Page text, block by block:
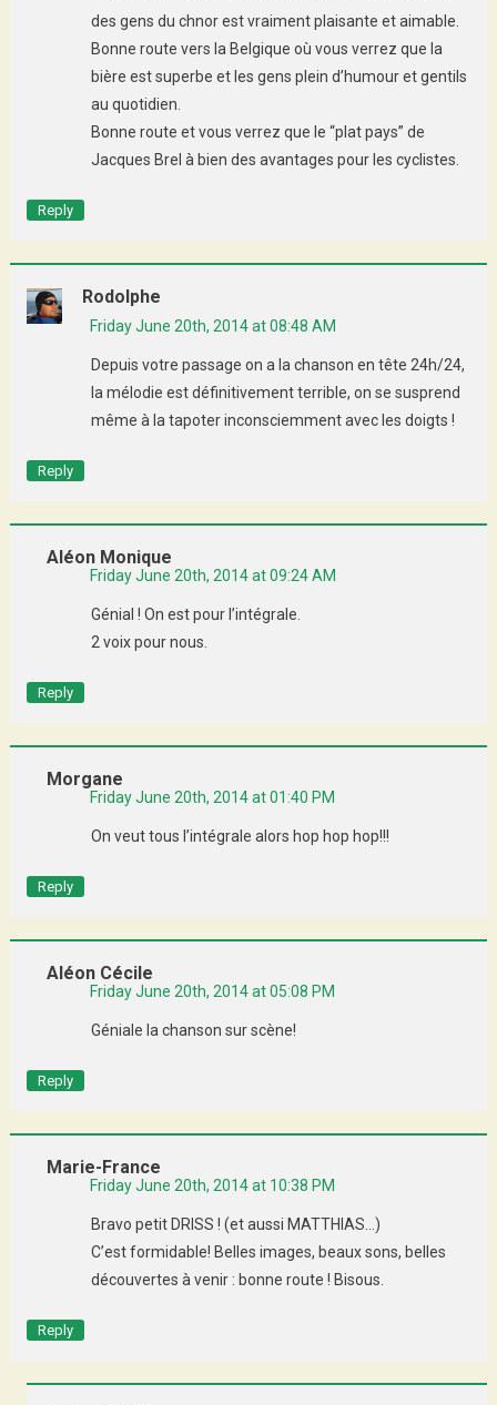
des gens du chnor est vraiment plaisante et aimable.
Bonne route vers la Belgique où vous verrez que la
bière est superbe et les gens plein d’humour et gentils
au quotidien.
Bonne route et vous verrez que le “plat pays” de
Jacques Brel à bien des avantages pour les cyclistes.
Reply
Rodolphe
Friday June 20th, 2014 at 08:48 AM
Depuis votre passage on a la chanson en tête 24h/24,
la mélodie est définitivement terrible, on se susprend
même à la tapoter inconsciemment avec les doigts !
Reply
Aléon Monique
Friday June 20th, 2014 at 09:24 AM
Génial ! On est pour l’intégrale.
2 voix pour nous.
Reply
Morgane
Friday June 20th, 2014 at 01:40 PM
On veut tous l’intégrale alors hop hop hop!!!
Reply
Aléon Cécile
Friday June 20th, 2014 at 05:08 PM
Géniale la chanson sur scène!
Reply
Marie-France
Friday June 20th, 2014 at 10:38 PM
Bravo petit DRISS ! (et aussi MATTHIAS…)
C’est formidable! Belles images, beaux sons, belles
découvertes à venir : bonne route ! Bisous.
Reply